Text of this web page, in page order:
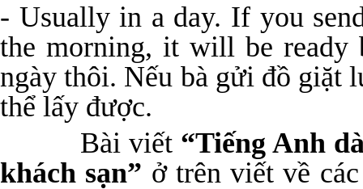
- Usually in a day. If you
the morning, it will be ready
ngày thôi. Nếu bà gửi đồ giặt
thể lấy được.
Bài viết “Tiếng Anh
khách sạn” ở trên viết về